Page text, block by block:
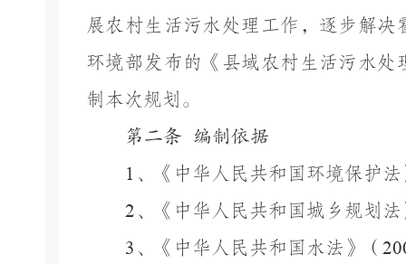
展农村生活污水处理工作，逐步解
环境部发布的《县域农村生活污水
制本次规划。
第二条
编制依据
1 、《中华人民共和国环境保护法
2、《中华人民共和国城乡规划法
3 、《中华人民共和国水法》（